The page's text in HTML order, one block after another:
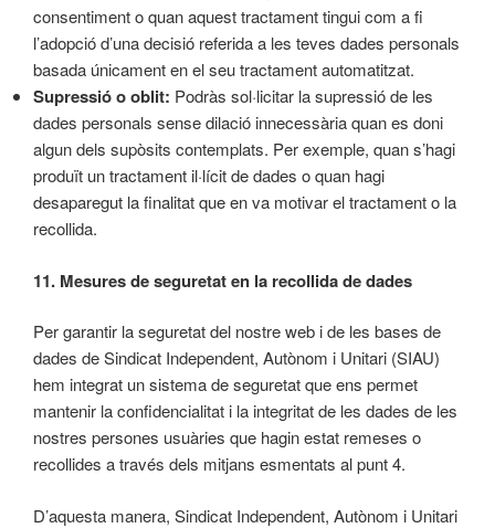
consentiment o quan aquest tractament tingui com a fi
l’adopció d’una decisió referida a les teves dades personals
basada únicament en el seu tractament automatitzat.
Supressió o oblit: Podràs sol·licitar la supressió de les
dades personals sense dilació innecessària quan es doni
algun dels supòsits contemplats. Per exemple, quan s’hagi
produït un tractament il·lícit de dades o quan hagi
desaparegut la finalitat que en va motivar el tractament o la
recollida.
11. Mesures de seguretat en la recollida de dades
Per garantir la seguretat del nostre web i de les bases de
dades de Sindicat Independent, Autònom i Unitari (SIAU)
hem integrat un sistema de seguretat que ens permet
mantenir la confidencialitat i la integritat de les dades de les
nostres persones usuàries que hagin estat remeses o
recollides a través dels mitjans esmentats al punt 4.
D’aquesta manera, Sindicat Independent, Autònom i Unitari